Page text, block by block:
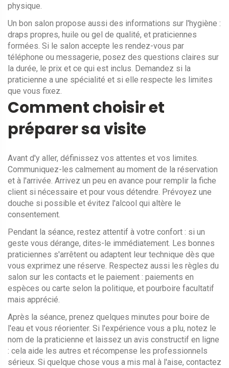
physique.
Un bon salon propose aussi des informations sur l'hygiène :
draps propres, huile ou gel de qualité, et praticiennes
formées. Si le salon accepte les rendez-vous par
téléphone ou messagerie, posez des questions claires sur
la durée, le prix et ce qui est inclus. Demandez si la
praticienne a une spécialité et si elle respecte les limites
que vous fixez.
Comment choisir et
préparer sa visite
Avant d'y aller, définissez vos attentes et vos limites.
Communiquez-les calmement au moment de la réservation
et à l'arrivée. Arrivez un peu en avance pour remplir la fiche
client si nécessaire et pour vous détendre. Prévoyez une
douche si possible et évitez l'alcool qui altère le
consentement.
Pendant la séance, restez attentif à votre confort : si un
geste vous dérange, dites-le immédiatement. Les bonnes
praticiennes s'arrêtent ou adaptent leur technique dès que
vous exprimez une réserve. Respectez aussi les règles du
salon sur les contacts et le paiement : paiements en
espèces ou carte selon la politique, et pourboire facultatif
mais apprécié.
Après la séance, prenez quelques minutes pour boire de
l'eau et vous réorienter. Si l'expérience vous a plu, notez le
nom de la praticienne et laissez un avis constructif en ligne
: cela aide les autres et récompense les professionnels
sérieux. Si quelque chose vous a mis mal à l'aise, contactez